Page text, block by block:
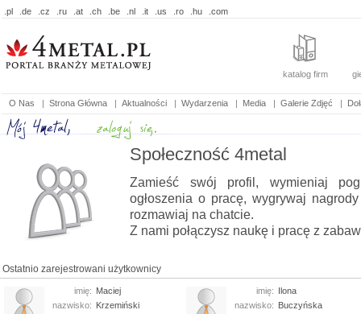
.pl .de .cz .ru .at .ch .be .nl .it .us .ro .hu .com
katalog firm
O Nas | Strona Główna | Aktualności | Wydarzenia | Media | Galerie Zdjęć |
Społeczność 4metal
Zamieść swój profil, wymieniaj
ogłoszenia o pracę, wygrywaj
rozmawiaj na chatcie.
Z nami połączysz naukę i pracę z
Ostatnio zarejestrowani użytkownicy
imię: Maciej
nazwisko: Krzemiński
imię: Ilona
nazwisko: Buczyńska